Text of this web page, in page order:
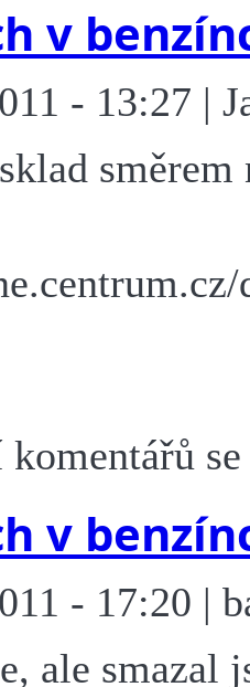
v
- 13:27 |
směrem
komentářů
v
- 17:20 |
ale smazal